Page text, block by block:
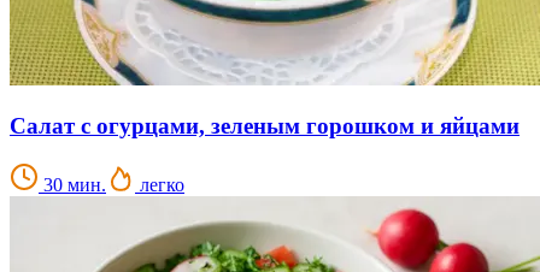
Салат с огурцами, зеленым горошком и яйцами
30 мин. легко